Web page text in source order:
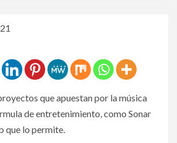
que apuestan por la música
de entretenimiento, como Sonar
que lo permite.